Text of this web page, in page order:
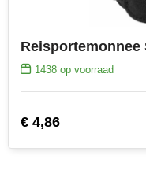
1438op voorraad
€ 4,86